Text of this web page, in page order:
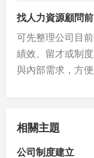
找人力資源顧問
可先整理公司目
績效、留才或制
與內部需求，方
相關主題
公司制度建立